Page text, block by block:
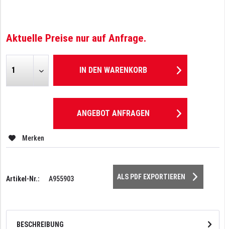
Aktuelle Preise nur auf Anfrage.
IN DEN WARENKORB
ANGEBOT ANFRAGEN
Merken
Artikel-Nr.: A955903 ALS PDF EXPORTIEREN
BESCHREIBUNG